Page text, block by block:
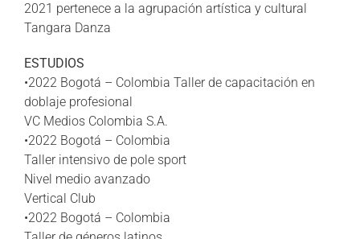
2021 pertenece a la agrupación artística y cultural
Tangara Danza
ESTUDIOS
•2022 Bogotá – Colombia Taller de capacitación en
doblaje profesional
VC Medios Colombia S.A.
•2022 Bogotá – Colombia
Taller intensivo de pole sport
Nivel medio avanzado
Vertical Club
•2022 Bogotá – Colombia